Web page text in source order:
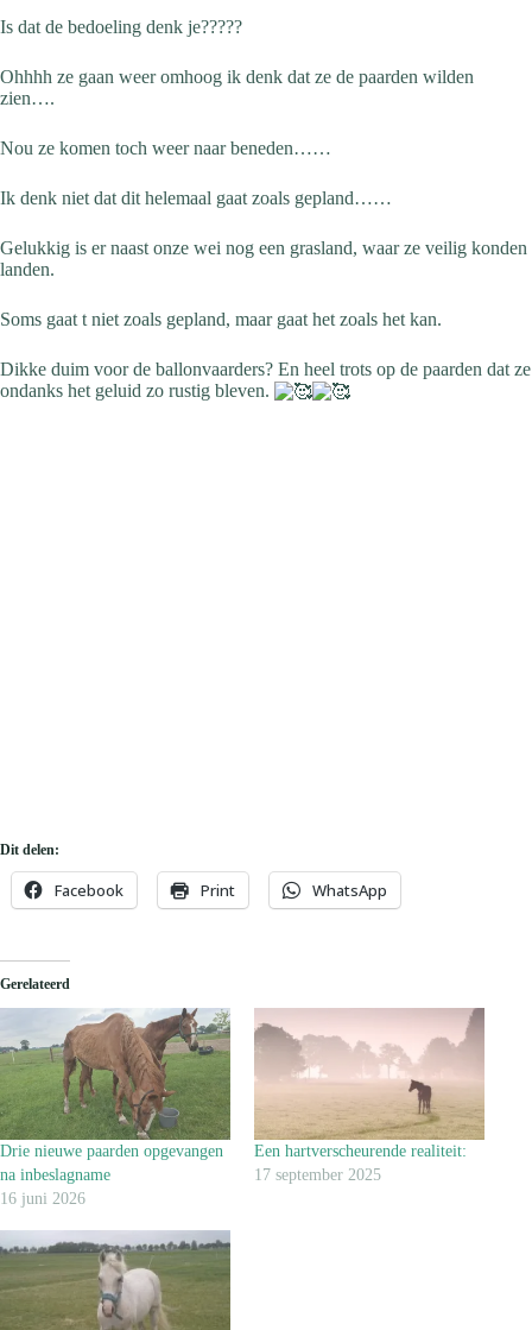
Is dat de bedoeling denk je?????
Ohhhh ze gaan weer omhoog ik denk dat ze de paarden wilden
zien….
Nou ze komen toch weer naar beneden……
Ik denk niet dat dit helemaal gaat zoals gepland……
Gelukkig is er naast onze wei nog een grasland, waar ze veilig konden
landen.
Soms gaat t niet zoals gepland, maar gaat het zoals het kan.
Dikke duim voor de ballonvaarders? En heel trots op de paarden dat ze
ondanks het geluid zo rustig bleven.
Dit delen:
Facebook Print WhatsApp
Gerelateerd
Drie nieuwe paarden opgevangen
na inbeslagname
16 juni 2026
Een hartverscheurende realiteit:
17 september 2025